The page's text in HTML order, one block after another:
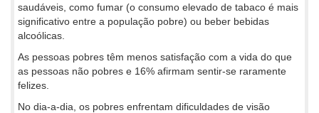
saudáveis, como fumar (o consumo elevado de tabaco é mais
significativo entre a população pobre) ou beber bebidas
alcoólicas.
As pessoas pobres têm menos satisfação com a vida do que
as pessoas não pobres e 16% afirmam sentir-se raramente
felizes.
No dia-a-dia, os pobres enfrentam dificuldades de visão